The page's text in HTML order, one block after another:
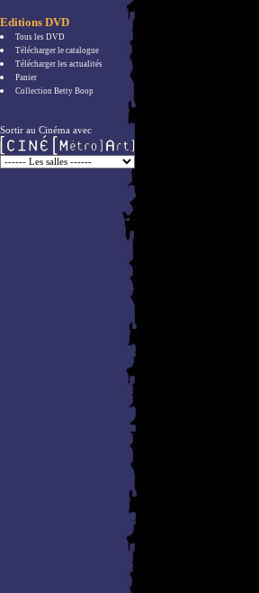
Editions DVD
Tous les DVD
Télécharger le catalogue
Télécharger les actualités
Panier
Collection Betty Boop
Sortir au Cinéma avec